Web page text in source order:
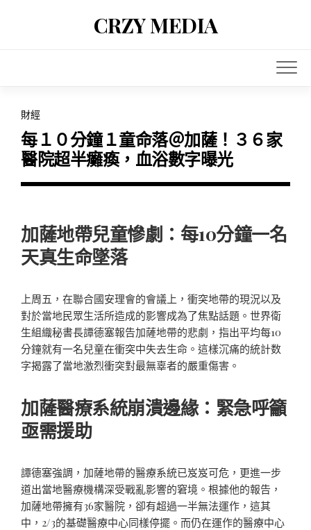
CRZY MEDIA
財經
每１０分鐘１童命落＠加薩！３６家
醫院超半癱瘓，血浴數字曝光
加薩地帶兒童慘劇：每10分鐘一名
天真生命墜落
上周五，在聯合國安理會的會議上，衝突地帶的現況以及
對於當地民眾生活所造成的影響成為了焦點話題。世界衛
生組織秘書長譚德塞報告加薩地帶的悲劇，指出平均每10
分鐘就有一名兒童在衝突中失去生命。這樣沉痛的統計数
字揭露了當地激烈衝突對最無辜者的嚴重傷害。
加薩醫療系統崩潰邊緣：緊急呼籲
亟需援助
譚德塞強調，加薩地帶的醫療系統已岌岌可危，更進一步
道出當地醫療機構深受戰亂影響的窘境。根據他的報告，
加薩地帶擁有36家醫院，卻有超過一半無法運作，這其
中，2/3的基礎醫療中心同樣停擺。而仍在運作的醫療中心